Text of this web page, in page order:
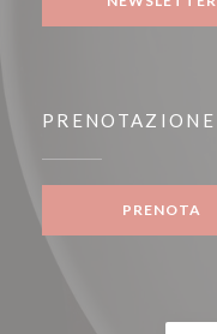
PRENOTAZIONE
PRENOTA